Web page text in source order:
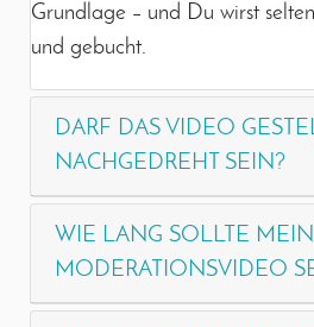
Grundlage – und Du wirst
und gebucht.
DARF DAS VIDEO
NACHGEDREHT SEIN?
WIE LANG SOLLTE MEIN
MODERATIONSVIDEO